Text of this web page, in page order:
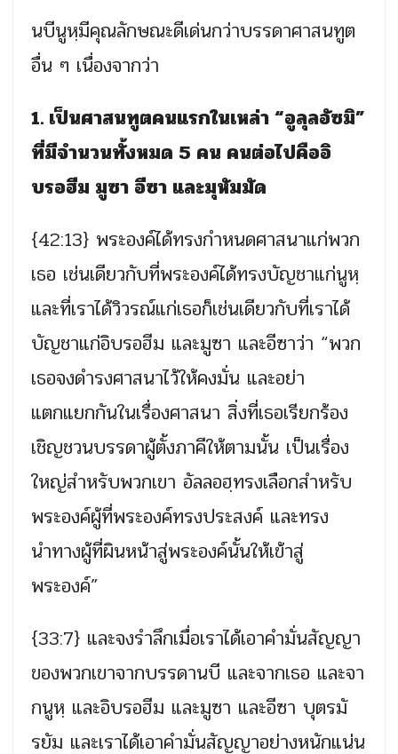
นบีนูหฺมีคุณลักษณะดีเด่นกว่าบรรดาศาสนทูต
อื่น ๆ เนื่องจากว่า
1. เป็นศาสนทูตคนแรกในเหล่า “อูลุลอัซมิ”
ที่มีจำนวนทั้งหมด 5 คน คนต่อไปคืออิ
บรอฮีม มูซา อีซา และมุหัมมัด
{42:13} พระองค์ได้ทรงกำหนดศาสนาแก่พวก
เธอ เช่นเดียวกับที่พระองค์ได้ทรงบัญชาแก่นูหฺ
และที่เราได้วิวรณ์แก่เธอก็เช่นเดียวกับที่เราได้
บัญชาแก่อิบรอฮีม และมูซา และอีซาว่า “พวก
เธอจงดํารงศาสนาไว้ให้คงมั่น และอย่า
แตกแยกกันในเรื่องศาสนา สิ่งที่เธอเรียกร้อง
เชิญชวนบรรดาผู้ตั้งภาคีให้ตามนั้น เป็นเรื่อง
ใหญ่สำหรับพวกเขา อัลลอฮฺทรงเลือกสำหรับ
พระองค์ผู้ที่พระองค์ทรงประสงค์ และทรง
นำทางผู้ที่ผินหน้าสู่พระองค์นั้นให้เข้าสู่
พระองค์”
{33:7} และจงรำลึกเมื่อเราได้เอาคํามั่นสัญญา
ของพวกเขาจากบรรดานบี และจากเธอ และจา
กนูหฺ และอิบรอฮีม และมูซา และอีซา บุตรมั
รยัม และเราได้เอาคํามั่นสัญญาอย่างหนักแน่น